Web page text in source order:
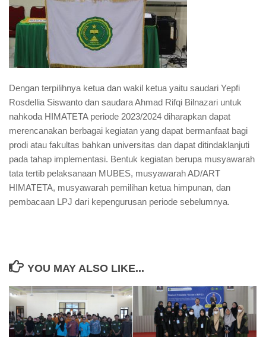
Dengan terpilihnya ketua dan wakil ketua yaitu saudari Yepfi
Rosdellia Siswanto dan saudara Ahmad Rifqi Bilnazari untuk
nahkoda HIMATETA periode 2023/2024 diharapkan dapat
merencanakan berbagai kegiatan yang dapat bermanfaat bagi
prodi atau fakultas bahkan universitas dan dapat ditindaklanjuti
pada tahap implementasi. Bentuk kegiatan berupa musyawarah
tata tertib pelaksanaan MUBES, musyawarah AD/ART
HIMATETA, musyawarah pemilihan ketua himpunan, dan
pembacaan LPJ dari kepengurusan periode sebelumnya.
YOU MAY ALSO LIKE...